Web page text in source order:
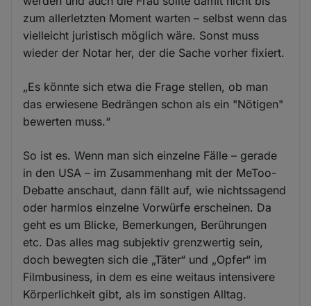
zum allerletzten Moment warten – selbst wenn das
vielleicht juristisch möglich wäre. Sonst muss
wieder der Notar her, der die Sache vorher fixiert.
„Es könnte sich etwa die Frage stellen, ob man
das erwiesene Bedrängen schon als ein "Nötigen"
bewerten muss.“
So ist es. Wenn man sich einzelne Fälle – gerade
in den USA – im Zusammenhang mit der MeToo-
Debatte anschaut, dann fällt auf, wie nichtssagend
oder harmlos einzelne Vorwürfe erscheinen. Da
geht es um Blicke, Bemerkungen, Berührungen
etc. Das alles mag subjektiv grenzwertig sein,
doch bewegten sich die „Täter“ und „Opfer“ im
Filmbusiness, in dem es eine weitaus intensivere
Körperlichkeit gibt, als im sonstigen Alltag.